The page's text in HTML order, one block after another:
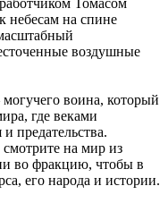
небесам на спине
воздушные
воина, который
где веками
предательства.
на мир из
во фракцию, чтобы в
его народа и истории.